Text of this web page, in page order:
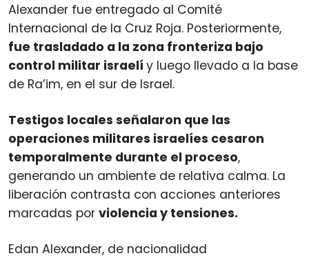
Alexander fue entregado al Comité
Internacional de la Cruz Roja. Posteriormente,
fue trasladado a la zona fronteriza bajo
control militar israelí y luego llevado a la base
de Ra’im, en el sur de Israel.
Testigos locales señalaron que las
operaciones militares israelíes cesaron
temporalmente durante el proceso,
generando un ambiente de relativa calma. La
liberación contrasta con acciones anteriores
marcadas por violencia y tensiones.
Edan Alexander, de nacionalidad